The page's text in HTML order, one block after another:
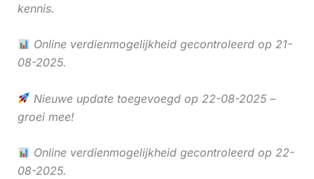
kennis.
Online verdienmogelijkheid gecontroleerd op 21-
08-2025.
Nieuwe update toegevoegd op 22-08-2025 –
groei mee!
Online verdienmogelijkheid gecontroleerd op 22-
08-2025.